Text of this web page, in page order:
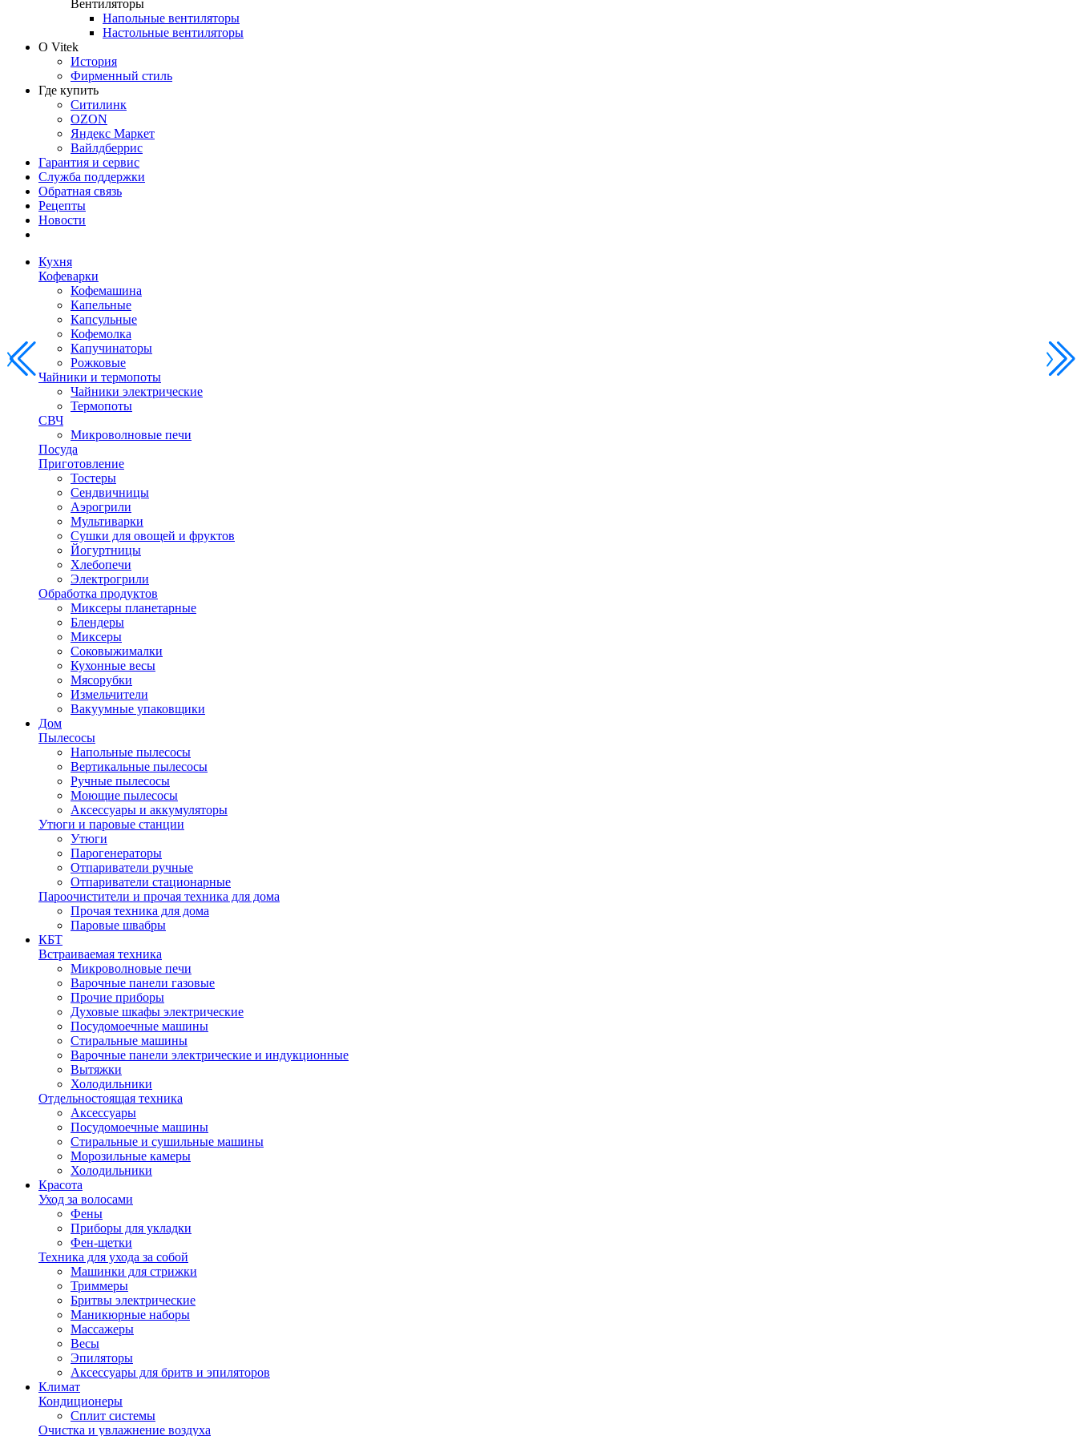
Вентиляторы
Напольные вентиляторы
Настольные вентиляторы
О Vitek
История
Фирменный стиль
Где купить
Ситилинк
OZON
Яндекс Маркет
Вайлдберрис
Гарантия и сервис
Служба поддержки
Обратная связь
Рецепты
Новости
Кухня
Кофеварки
Кофемашина
Капельные
Капсульные
Кофемолка
Капучинаторы
Рожковые
Чайники и термопоты
Чайники электрические
Термопоты
СВЧ
Микроволновые печи
Посуда
Приготовление
Тостеры
Сендвичницы
Аэрогрили
Мультиварки
Сушки для овощей и фруктов
Йогуртницы
Хлебопечи
Электрогрили
Обработка продуктов
Миксеры планетарные
Блендеры
Миксеры
Соковыжималки
Кухонные весы
Мясорубки
Измельчители
Вакуумные упаковщики
Дом
Пылесосы
Напольные пылесосы
Вертикальные пылесосы
Ручные пылесосы
Моющие пылесосы
Аксессуары и аккумуляторы
Утюги и паровые станции
Утюги
Парогенераторы
Отпариватели ручные
Отпариватели стационарные
Пароочистители и прочая техника для дома
Прочая техника для дома
Паровые швабры
КБТ
Встраиваемая техника
Микроволновые печи
Варочные панели газовые
Прочие приборы
Духовые шкафы электрические
Посудомоечные машины
Стиральные машины
Варочные панели электрические и индукционные
Вытяжки
Холодильники
Отдельностоящая техника
Аксессуары
Посудомоечные машины
Стиральные и сушильные машины
Морозильные камеры
Холодильники
Красота
Уход за волосами
Фены
Приборы для укладки
Фен-щетки
Техника для ухода за собой
Машинки для стрижки
Триммеры
Бритвы электрические
Маникюрные наборы
Массажеры
Весы
Эпиляторы
Аксессуары для бритв и эпиляторов
Климат
Кондиционеры
Сплит системы
Очистка и увлажнение воздуха